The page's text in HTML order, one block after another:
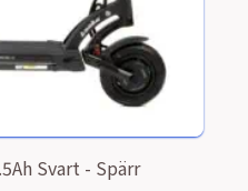
Svart - Spärr